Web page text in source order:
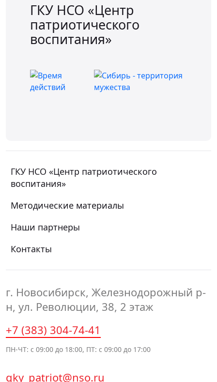
ГКУ НСО «Центр
патриотического
воспитания»
ГКУ НСО «Центр патриотического
воспитания»
Методические материалы
Наши партнеры
Контакты
г. Новосибирск, Железнодорожный р-
н, ул. Революции, 38, 2 этаж
+7 (383) 304-74-41
ПН-ЧТ: с 09:00 до 18:00, ПТ: с 09:00 до 17:00
gky_patriot@nso.ru